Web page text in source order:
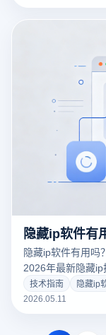
隐藏ip软件有用吗
2026年最新隐藏ip
浏览器的本质区
WebRTC防泄露功
技术指南 隐藏ip
2026.05.11